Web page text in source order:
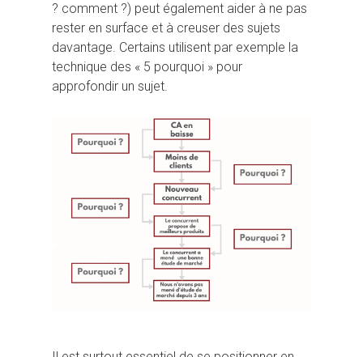
? comment ?) peut également aider à ne pas
rester en surface et à creuser des sujets
davantage. Certains utilisent par exemple la
technique des « 5 pourquoi » pour
approfondir un sujet.